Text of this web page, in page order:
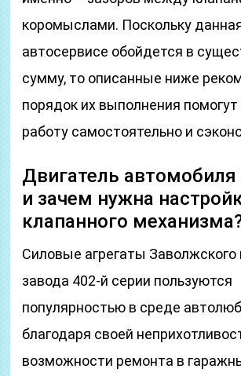
коромыслами. Поскольку
автосервисе обойдется в
сумму, то описанные ниже
порядок их выполнения
работу самостоятельно и
Двигатель автомобиля
и зачем нужна
клапанного
Силовые агрегаты Заволжского
завода 402-й серии пользуются
популярностью в среде
благодаря своей
возможности ремонта в